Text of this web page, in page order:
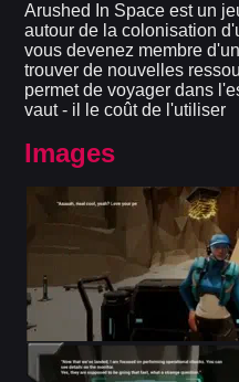
Arushed In Space est un
autour de la colonisation
vous devenez membre
trouver de nouvelles
permet de voyager dans
vaut - il le coût de l'utiliser
Images